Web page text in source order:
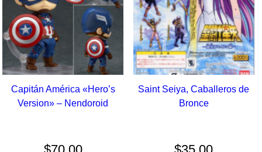
Capitán América «Hero’s
Version» – Nendoroid
Saint Seiya, Caballeros de
Bronce